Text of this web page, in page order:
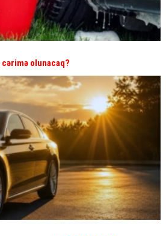
cərimə olunacaq?